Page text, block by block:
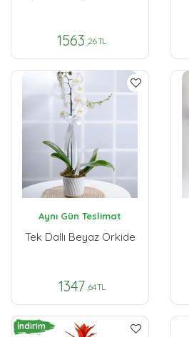
1563 ,26 TL
Aynı Gün Teslimat
Tek Dallı Beyaz Orkide
1347 ,64 TL
İndirim